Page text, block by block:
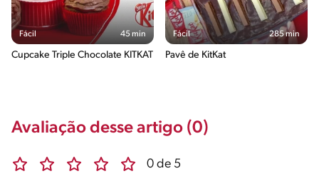
Fácil 45 min
Cupcake Triple Chocolate KITKAT
Fácil 285 min
Pavê de KitKat
Avaliação desse artigo (0)
0 de 5